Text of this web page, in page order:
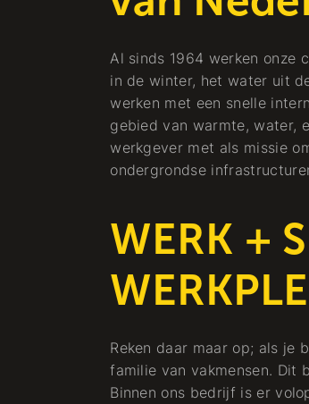
Al sinds 1964 werken onze
in de winter, het water uit
werken met een snelle
gebied van warmte, water,
werkgever met als missie
ondergrondse
WERK +
Reken daar maar op; als je
familie van vakmensen. Dit
Binnen ons bedrijf is er